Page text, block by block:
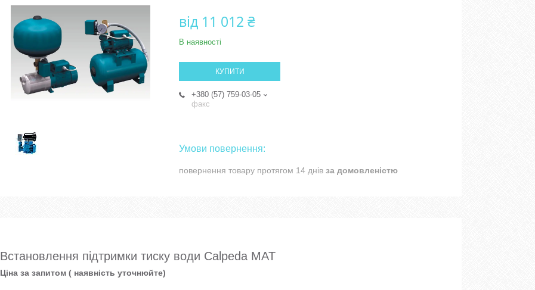
від 11 012 ₴
В наявності
КУПИТИ
+380 (57) 759-03-05
факс
повернення товару протягом 14 днів за домовленістю
Встановлення підтримки тиску води Calpeda MAT
Ціна за запитом ( наявність уточнюйте)